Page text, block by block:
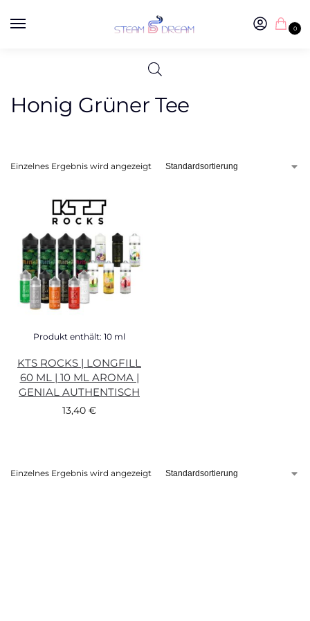
0
Honig Grüner Tee
Einzelnes Ergebnis wird angezeigt
Produkt enthält: 10 ml
KTS ROCKS | LONGFILL
60 ML | 10 ML AROMA |
GENIAL AUTHENTISCH
13,40 €
Einzelnes Ergebnis wird angezeigt